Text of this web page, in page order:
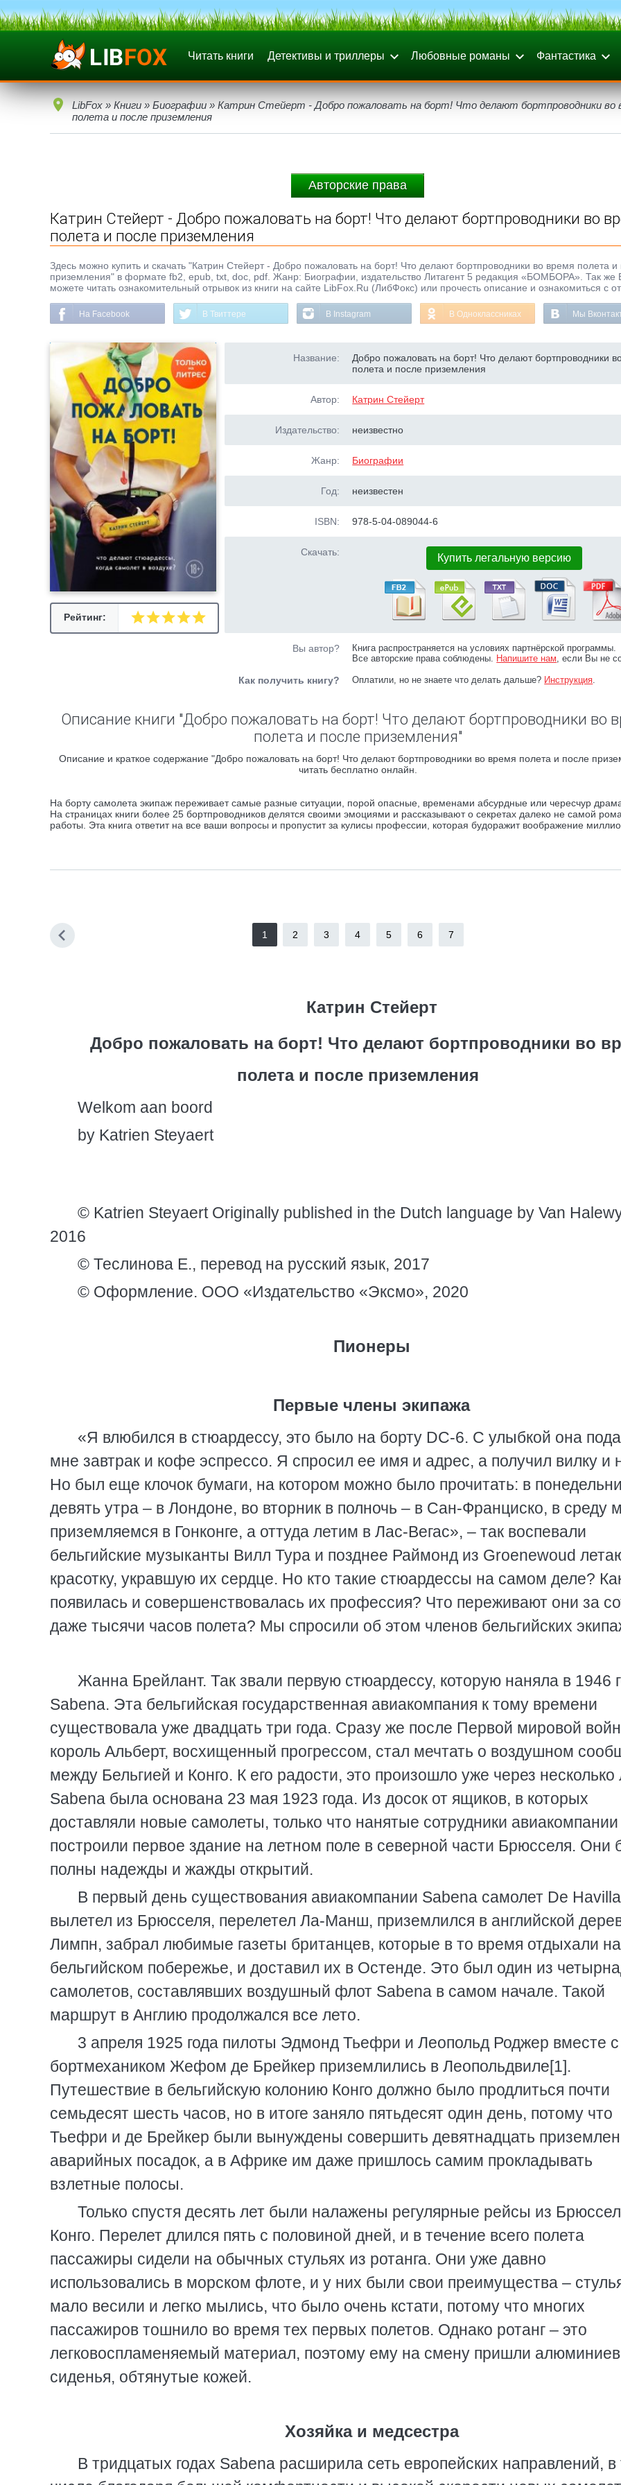
Читать книги Детективы и триллеры Любовные романы Фантастика
LibFox » Книги » Биографии » Катрин Стейерт - Добро пожаловать на борт! Что делают бортпроводники во
полета и после приземления
Авторские права
Катрин Стейерт - Добро пожаловать на борт! Что делают бортпроводники во
полета и после приземления
Здесь можно купить и скачать "Катрин Стейерт - Добро пожаловать на борт! Что делают бортпроводники во время полета и
приземления" в формате fb2, epub, txt, doc, pdf. Жанр: Биографии, издательство Литагент 5 редакция «БОМБОРА». Так же
можете читать ознакомительный отрывок из книги на сайте LibFox.Ru (ЛибФокс) или прочесть описание и ознакомиться с
На Facebook В Твиттере В Instagram В Одноклассниках Мы
Рейтинг:
Название:
Добро пожаловать на борт! Что делают бортпроводники
полета и после приземления
Автор: Катрин Стейерт
Издательство: неизвестно
Жанр: Биографии
Год: неизвестен
ISBN: 978-5-04-089044-6
Скачать: Купить легальную версию
Вы автор?
Книга распространяется на условиях партнёрской программы.
Все авторские права соблюдены. Напишите нам, если Вы не
Как получить книгу? Оплатили, но не знаете что делать дальше? Инструкция.
Описание книги "Добро пожаловать на борт! Что делают бортпроводники во
полета и после приземления"
Описание и краткое содержание "Добро пожаловать на борт! Что делают бортпроводники во время полета и после
читать бесплатно онлайн.
На борту самолета экипаж переживает самые разные ситуации, порой опасные, временами абсурдные или чересчур
На страницах книги более 25 бортпроводников делятся своими эмоциями и рассказывают о секретах далеко не самой
работы. Эта книга ответит на все ваши вопросы и пропустит за кулисы профессии, которая будоражит воображение
1 2 3 4 5 6 7
Катрин Стейерт
Добро пожаловать на борт! Что делают бортпроводники во
полета и после приземления
Welkom aan boord
by Katrien Steyaert
© Katrien Steyaert Originally published in the Dutch language by Van
2016
© Теслинова Е., перевод на русский язык, 2017
© Оформление. ООО «Издательство «Эксмо», 2020
Пионеры
Первые члены экипажа
«Я влюбился в стюардессу, это было на борту DC-6. С улыбкой она
мне завтрак и кофе эспрессо. Я спросил ее имя и адрес, а получил вилку и
Но был еще клочок бумаги, на котором можно было прочитать: в
девять утра – в Лондоне, во вторник в полночь – в Сан-Франциско, в среду
приземляемся в Гонконге, а оттуда летим в Лас-Вегас», – так воспевали
бельгийские музыканты Вилл Тура и позднее Раймонд из Groenewoud
красотку, укравшую их сердце. Но кто такие стюардессы на самом деле?
появилась и совершенствовалась их профессия? Что переживают они за
даже тысячи часов полета? Мы спросили об этом членов бельгийских
Жанна Брейлант. Так звали первую стюардессу, которую наняла в 1946
Sabena. Эта бельгийская государственная авиакомпания к тому времени
существовала уже двадцать три года. Сразу же после Первой мировой
король Альберт, восхищенный прогрессом, стал мечтать о воздушном
между Бельгией и Конго. К его радости, это произошло уже через несколько
Sabena была основана 23 мая 1923 года. Из досок от ящиков, в которых
доставляли новые самолеты, только что нанятые сотрудники авиакомпании
построили первое здание на летном поле в северной части Брюсселя. Они
полны надежды и жажды открытий.
В первый день существования авиакомпании Sabena самолет De
вылетел из Брюсселя, перелетел Ла-Манш, приземлился в английской
Лимпн, забрал любимые газеты британцев, которые в то время отдыхали на
бельгийском побережье, и доставил их в Остенде. Это был один из
самолетов, составлявших воздушный флот Sabena в самом начале. Такой
маршрут в Англию продолжался все лето.
3 апреля 1925 года пилоты Эдмонд Тьефри и Леопольд Роджер вместе с
бортмехаником Жефом де Брейкер приземлились в Леопольдвиле[1].
Путешествие в бельгийскую колонию Конго должно было продлиться почти
семьдесят шесть часов, но в итоге заняло пятьдесят один день, потому что
Тьефри и де Брейкер были вынуждены совершить девятнадцать
аварийных посадок, а в Африке им даже пришлось самим прокладывать
взлетные полосы.
Только спустя десять лет были налажены регулярные рейсы из
Конго. Перелет длился пять с половиной дней, и в течение всего полета
пассажиры сидели на обычных стульях из ротанга. Они уже давно
использовались в морском флоте, и у них были свои преимущества –
мало весили и легко мылись, что было очень кстати, потому что многих
пассажиров тошнило во время тех первых полетов. Однако ротанг – это
легковоспламеняемый материал, поэтому ему на смену пришли
сиденья, обтянутые кожей.
Хозяйка и медсестра
В тридцатых годах Sabena расширила сеть европейских направлений, в